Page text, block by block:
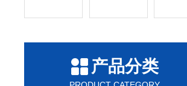
产品分类